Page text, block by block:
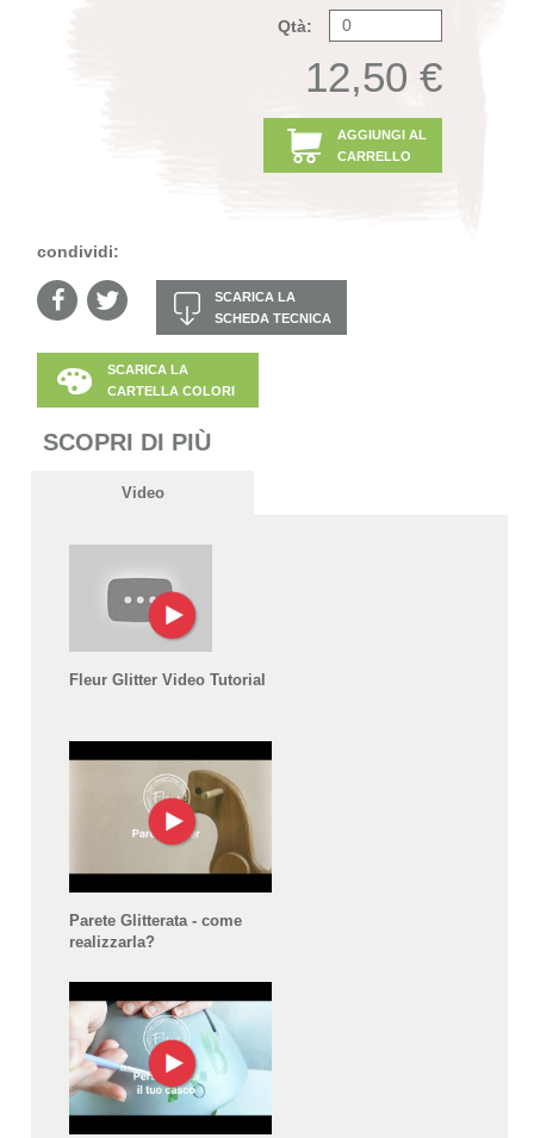
Qtà:
12,50 €
AGGIUNGI AL
CARRELLO
condividi:
SCARICA LA
SCHEDA TECNICA
SCARICA LA
CARTELLA COLORI
SCOPRI DI PIÙ
Video
Fleur Glitter Video Tutorial
Parete Glitterata - come
realizzarla?